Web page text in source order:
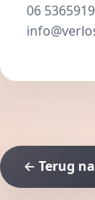
06
← Terug